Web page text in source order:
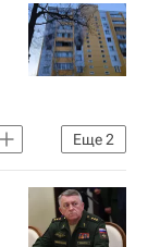
Еще2